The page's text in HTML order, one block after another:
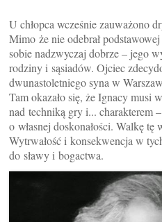
U chłopca wcześnie zauważono
Mimo że nie odebrał
sobie nadzwyczaj dobrze – jego
rodziny i sąsiadów. Ojciec
dwunastoletniego syna w
Tam okazało się, że Ignacy musi
nad techniką gry i... charakterem
o własnej doskonałości. Walkę
Wytrwałość i konsekwencja w
do sławy i bogactwa.